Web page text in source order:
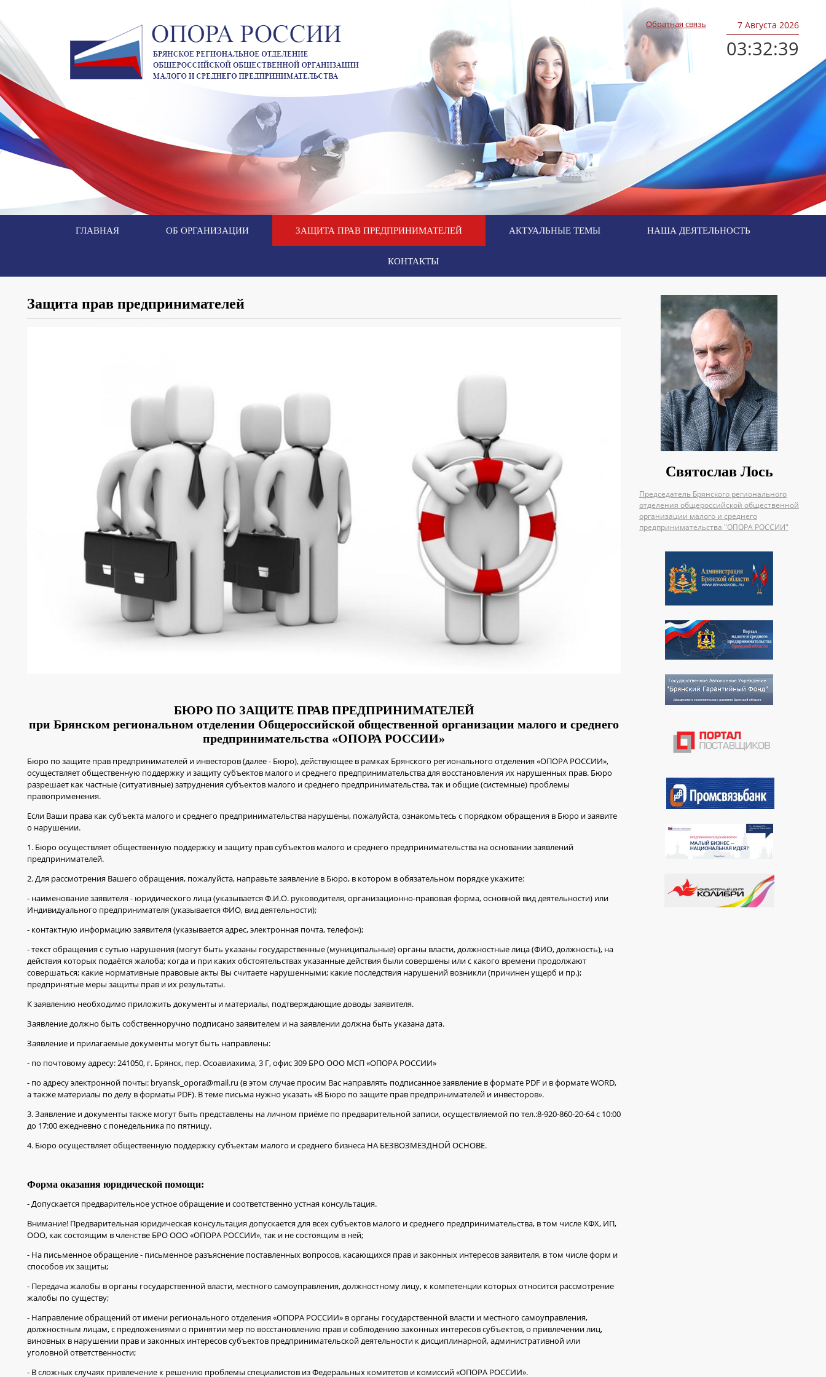
Обратная связь 7Августа 2026
03:32:39
ГЛАВНАЯ ОБ ОРГАНИЗАЦИИ ЗАЩИТА ПРАВ ПРЕДПРИНИМАТЕЛЕЙ АКТУАЛЬНЫЕ ТЕМЫ НАША ДЕЯТЕЛЬНОСТЬ
КОНТАКТЫ
Святослав Лось
Председатель Брянского регионального
отделения общероссийской общественной
организации малого и среднего
предпринимательства "ОПОРА РОССИИ"
Защита прав предпринимателей
БЮРО ПО ЗАЩИТЕ ПРАВ ПРЕДПРИНИМАТЕЛЕЙ
при Брянском региональном отделении Общероссийской общественной организации малого и среднего
предпринимательства «ОПОРА РОССИИ»
Бюро по защите прав предпринимателей и инвесторов (далее - Бюро), действующее в рамках Брянского регионального отделения «ОПОРА РОССИИ»,
осуществляет общественную поддержку и защиту субъектов малого и среднего предпринимательства для восстановления их нарушенных прав. Бюро
разрешает как частные (ситуативные) затруднения субъектов малого и среднего предпринимательства, так и общие (системные) проблемы
правоприменения.
Если Ваши права как субъекта малого и среднего предпринимательства нарушены, пожалуйста, ознакомьтесь с порядком обращения в Бюро и заявите
о нарушении.
1. Бюро осуществляет общественную поддержку и защиту прав субъектов малого и среднего предпринимательства на основании заявлений
предпринимателей.
2. Для рассмотрения Вашего обращения, пожалуйста, направьте заявление в Бюро, в котором в обязательном порядке укажите:
- наименование заявителя - юридического лица (указывается Ф.И.О. руководителя, организационно-правовая форма, основной вид деятельности) или
Индивидуального предпринимателя (указывается ФИО, вид деятельности);
- контактную информацию заявителя (указывается адрес, электронная почта, телефон);
- текст обращения с сутью нарушения (могут быть указаны государственные (муниципальные) органы власти, должностные лица (ФИО, должность), на
действия которых подаётся жалоба; когда и при каких обстоятельствах указанные действия были совершены или с какого времени продолжают
совершаться; какие нормативные правовые акты Вы считаете нарушенными; какие последствия нарушений возникли (причинен ущерб и пр.);
предпринятые меры защиты прав и их результаты.
К заявлению необходимо приложить документы и материалы, подтверждающие доводы заявителя.
Заявление должно быть собственноручно подписано заявителем и на заявлении должна быть указана дата.
Заявление и прилагаемые документы могут быть направлены:
- по почтовому адресу: 241050, г. Брянск, пер. Осоавиахима, 3 Г, офис 309 БРО ООО МСП «ОПОРА РОССИИ»
- по адресу электронной почты: bryansk_opora@mail.ru (в этом случае просим Вас направлять подписанное заявление в формате PDF и в формате WORD,
а также материалы по делу в форматы PDF). В теме письма нужно указать «В Бюро по защите прав предпринимателей и инвесторов».
3. Заявление и документы также могут быть представлены на личном приёме по предварительной записи, осуществляемой по тел.:8-920-860-20-64 с 10:00
до 17:00 ежедневно с понедельника по пятницу.
4. Бюро осуществляет общественную поддержку субъектам малого и среднего бизнеса НА БЕЗВОЗМЕЗДНОЙ ОСНОВЕ.
Форма оказания юридической помощи:
- Допускается предварительное устное обращение и соответственно устная консультация.
Внимание! Предварительная юридическая консультация допускается для всех субъектов малого и среднего предпринимательства, в том числе КФХ, ИП,
ООО, как состоящим в членстве БРО ООО «ОПОРА РОССИИ», так и не состоящим в ней;
- На письменное обращение - письменное разъяснение поставленных вопросов, касающихся прав и законных интересов заявителя, в том числе форм и
способов их защиты;
- Передача жалобы в органы государственной власти, местного самоуправления, должностному лицу, к компетенции которых относится рассмотрение
жалобы по существу;
- Направление обращений от имени регионального отделения «ОПОРА РОССИИ» в органы государственной власти и местного самоуправления,
должностным лицам, с предложениями о принятии мер по восстановлению прав и соблюдению законных интересов субъектов, о привлечении лиц,
виновных в нарушении прав и законных интересов субъектов предпринимательской деятельности к дисциплинарной, административной или
уголовной ответственности;
- В сложных случаях привлечение к решению проблемы специалистов из Федеральных комитетов и комиссий «ОПОРА РОССИИ».